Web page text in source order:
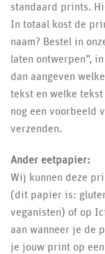
standaard prints.
In totaal kost de
naam? Bestel in
laten ontwerpen”,
dan aangeven
tekst en welke
nog een voorbeeld
verzenden.
Ander eetpapier:
Wij kunnen deze
(dit papier is:
veganisten) of op
aan wanneer je de
je jouw print op